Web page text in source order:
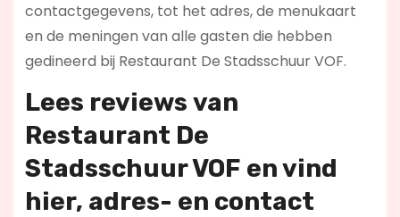
contactgegevens, tot het adres, de menukaart
en de meningen van alle gasten die hebben
gedineerd bij Restaurant De Stadsschuur VOF.
Lees reviews van
Restaurant De
Stadsschuur VOF en vind
hier, adres- en contact